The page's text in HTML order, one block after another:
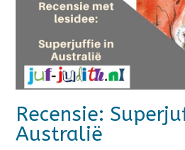
Recensie:
Australië